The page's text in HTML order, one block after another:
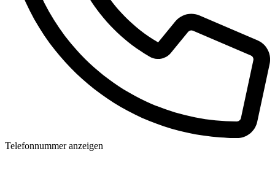
Telefonnummer anzeigen